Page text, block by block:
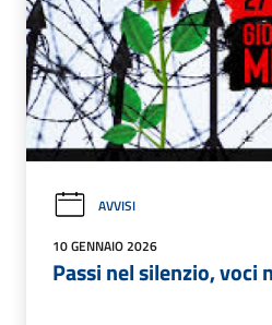
AVVISI
10 GENNAIO 2026
Passi nel silenzio, voci